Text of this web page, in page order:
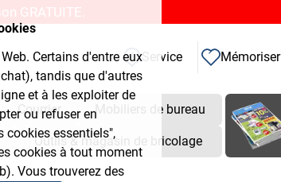
Certains d'entre eux
tandis que d'autres
et à les exploiter de
ou refuser en
cookies essentiels",
cookies à tout moment
Vous trouverez des
GRATUITE.
Service Mémoriser
Courrier Mobiliers de bureau
Outils & magasin de bricolage